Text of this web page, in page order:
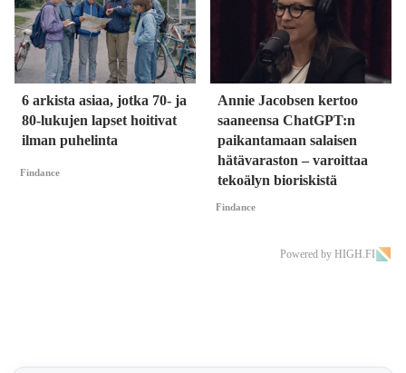
6 arkista asiaa, jotka 70- ja
80-lukujen lapset hoitivat
ilman puhelinta
Findance
Annie Jacobsen kertoo
saaneensa ChatGPT:n
paikantamaan salaisen
hätävaraston – varoittaa
tekoälyn bioriskistä
Findance
Powered by HIGH.FI